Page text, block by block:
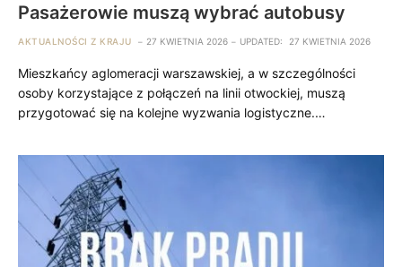
Pasażerowie muszą wybrać autobusy
AKTUALNOŚCI Z KRAJU 27 KWIETNIA 2026 UPDATED: 27 KWIETNIA 2026
Mieszkańcy aglomeracji warszawskiej, a w szczególności
osoby korzystające z połączeń na linii otwockiej, muszą
przygotować się na kolejne wyzwania logistyczne.…